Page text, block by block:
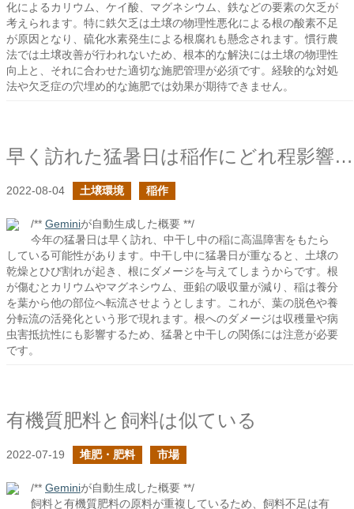
化によるカリウム、ケイ酸、マグネシウム、鉄などの要素の欠乏が
考えられます。特に鉄欠乏は土壌の物理性悪化による根の酸素不足
が原因となり、硫化水素発生による根腐れも懸念されます。慣行農
法では土壌改善が行われないため、根本的な解決には土壌の物理性
向上と、それに合わせた適切な施肥管理が必須です。経験的な対処
法や欠乏症の穴埋め的な施肥では効果が期待できません。
早く訪れた猛暑日は稲作にどれ程影響するか？
2022-08-04 土壌環境 稲作
/** Geminiが自動生成した概要 **/
今年の猛暑日は早く訪れ、中干し中の稲に高温障害をもたら
している可能性があります。中干し中に猛暑日が重なると、土壌の
乾燥とひび割れが起き、根にダメージを与えてしまうからです。根
が傷むとカリウムやマグネシウム、亜鉛の吸収量が減り、稲は養分
を葉から他の部位へ転流させようとします。これが、葉の脱色や養
分転流の活発化という形で現れます。根へのダメージは収穫量や病
虫害抵抗性にも影響するため、猛暑と中干しの関係には注意が必要
です。
有機質肥料と飼料は似ている
2022-07-19 堆肥・肥料 市場
/** Geminiが自動生成した概要 **/
飼料と有機質肥料の原料が重複しているため、飼料不足は有